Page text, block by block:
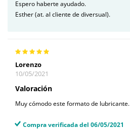
Espero haberte ayudado.
Esther (at. al cliente de diversual).
Lorenzo
10/05/2021
Valoración
Muy cómodo este formato de lubricante.
Compra verificada del 06/05/2021